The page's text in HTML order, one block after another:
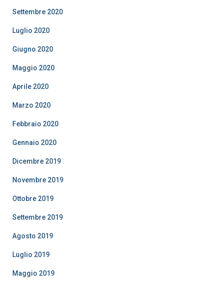
Settembre 2020
Luglio 2020
Giugno 2020
Maggio 2020
Aprile 2020
Marzo 2020
Febbraio 2020
Gennaio 2020
Dicembre 2019
Novembre 2019
Ottobre 2019
Settembre 2019
Agosto 2019
Luglio 2019
Maggio 2019